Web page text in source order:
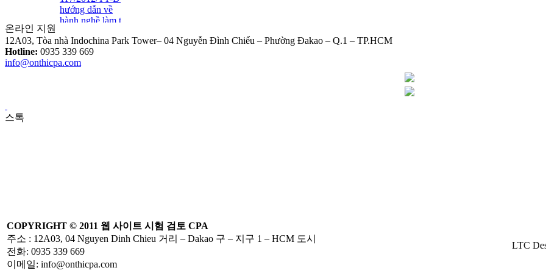
hướng dẫn về
hành nghề làm thủ
Tuyển Dụng Trợ Lý Kiểm
Toán Năm 2016
Thông tư
온라인 지원
12A03, Tòa nhà Indochina Park Tower– 04 Nguyễn Đình Chiểu – Phường Đakao – Q.1 – TP.HCM
Hotline: 0935 339 669
info@onthicpa.com
스톡
COPYRIGHT © 2011 웹 사이트 시험 검토 CPA
주소 : 12A03, 04 Nguyen Dinh Chieu 거리 – Dakao 구 – 지구 1 – HCM 도시
전화: 0935 339 669
이메일: info@onthicpa.com
LTC